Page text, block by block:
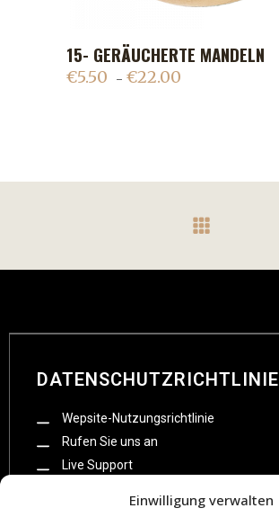
Einwilligung verwalten
ADD TO CART
15- GERÄUCHERTE MANDELN
€5.50 – €22.00
DATENSCHUTZRICHTLINIE
Wepsite-Nutzungsrichtlinie
Rufen Sie uns an
Live Support
Datenschutzzerklarung